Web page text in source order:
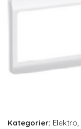
Kategorier: Elektro